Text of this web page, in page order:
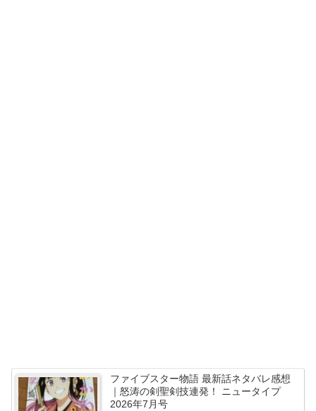
ファイブスター物語 最新話ネタバレ感想
｜怒涛の剣聖剣技連発！ ニュータイプ
2026年7月号